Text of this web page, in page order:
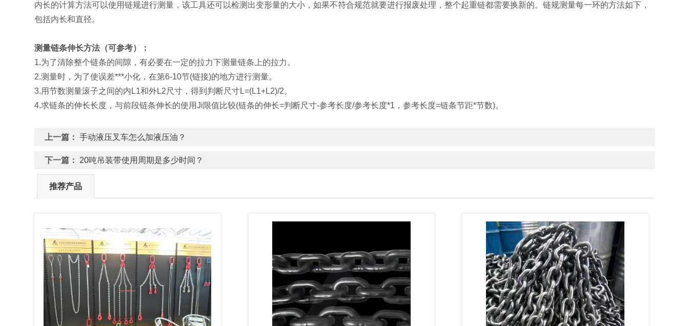
内长的计算方法可以使用链规进行测量，该工具还可以检测出变形量的大小，如果不符合规范就要进行报废处理，整个起重链都需要换新的。链规测量每一环的方法如下，
包括内长和直径。
测量链条伸长方法（可参考）：
1.为了清除整个链条的间隙，有必要在一定的拉力下测量链条上的拉力。
2.测量时，为了使误差***小化，在第6-10节(链接)的地方进行测量。
3.用节数测量滚子之间的内L1和外L2尺寸，得到判断尺寸L=(L1+L2)/2。
4.求链条的伸长长度，与前段链条伸长的使用Ji限值比较(链条的伸长=判断尺寸-参考长度/参考长度*1，参考长度=链条节距*节数)。
上一篇： 手动液压叉车怎么加液压油？
下一篇： 20吨吊装带使用周期是多少时间？
推荐产品